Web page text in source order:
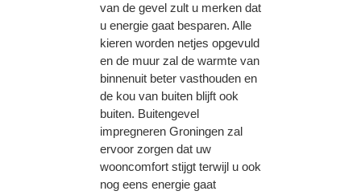
van de gevel zult u merken dat
u energie gaat besparen. Alle
kieren worden netjes opgevuld
en de muur zal de warmte van
binnenuit beter vasthouden en
de kou van buiten blijft ook
buiten. Buitengevel
impregneren Groningen zal
ervoor zorgen dat uw
wooncomfort stijgt terwijl u ook
nog eens energie gaat